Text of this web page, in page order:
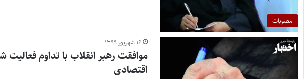
مصوبات
۱۶ شهریور ۱۳۹۹
موافقت رهبر انقلاب با تداوم
اقتصادی